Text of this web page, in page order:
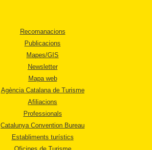
Recomanacions
Publicacions
Mapes/GIS
Newsletter
Mapa web
Agència Catalana de Turisme
Afiliacions
Professionals
Catalunya Convention Bureau
Establiments turístics